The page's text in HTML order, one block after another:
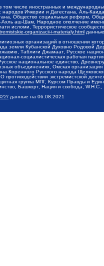
числе иностранных и
Ичкерии и Дагестана, Аль-
Общество социальных реформ,
Ахль аш-Шам, Народное ополчение
исломи, Террористическое
organizacii-i-materialy.html
организаций в отношении
земли Кубанской Духовно Родовой
Таблиги Джамаат, Русское
социалистическая рабочая
национальное единство,
объединениях, Омская
Коренного Русского народа
противодействии экстремистской
группа МПГ, Курсом Правды и
Башкорт, Нация и свобода,
данные на 06.08.2021